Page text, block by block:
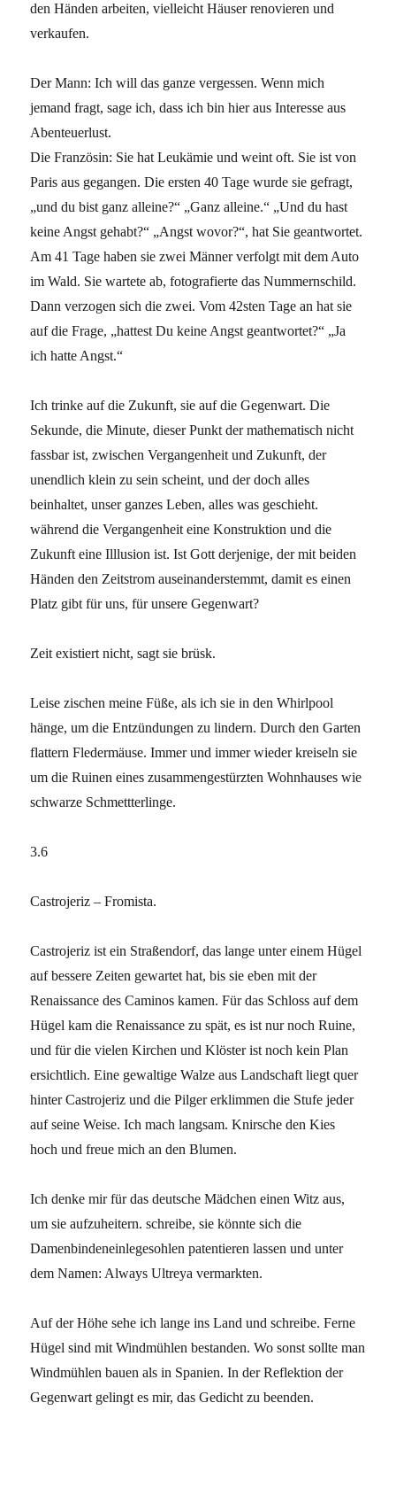
den Händen arbeiten, vielleicht Häuser renovieren und
verkaufen.
Der Mann: Ich will das ganze vergessen. Wenn mich
jemand fragt, sage ich, dass ich bin hier aus Interesse aus
Abenteuerlust.
Die Französin: Sie hat Leukämie und weint oft. Sie ist von
Paris aus gegangen. Die ersten 40 Tage wurde sie gefragt,
„und du bist ganz alleine?“ „Ganz alleine.“ „Und du hast
keine Angst gehabt?“ „Angst wovor?“, hat Sie geantwortet.
Am 41 Tage haben sie zwei Männer verfolgt mit dem Auto
im Wald. Sie wartete ab, fotografierte das Nummernschild.
Dann verzogen sich die zwei. Vom 42sten Tage an hat sie
auf die Frage, „hattest Du keine Angst geantwortet?“ „Ja
ich hatte Angst.“
Ich trinke auf die Zukunft, sie auf die Gegenwart. Die
Sekunde, die Minute, dieser Punkt der mathematisch nicht
fassbar ist, zwischen Vergangenheit und Zukunft, der
unendlich klein zu sein scheint, und der doch alles
beinhaltet, unser ganzes Leben, alles was geschieht.
während die Vergangenheit eine Konstruktion und die
Zukunft eine Illlusion ist. Ist Gott derjenige, der mit beiden
Händen den Zeitstrom auseinanderstemmt, damit es einen
Platz gibt für uns, für unsere Gegenwart?
Zeit existiert nicht, sagt sie brüsk.
Leise zischen meine Füße, als ich sie in den Whirlpool
hänge, um die Entzündungen zu lindern. Durch den Garten
flattern Fledermäuse. Immer und immer wieder kreiseln sie
um die Ruinen eines zusammengestürzten Wohnhauses wie
schwarze Schmettterlinge.
3.6
Castrojeriz – Fromista.
Castrojeriz ist ein Straßendorf, das lange unter einem Hügel
auf bessere Zeiten gewartet hat, bis sie eben mit der
Renaissance des Caminos kamen. Für das Schloss auf dem
Hügel kam die Renaissance zu spät, es ist nur noch Ruine,
und für die vielen Kirchen und Klöster ist noch kein Plan
ersichtlich. Eine gewaltige Walze aus Landschaft liegt quer
hinter Castrojeriz und die Pilger erklimmen die Stufe jeder
auf seine Weise. Ich mach langsam. Knirsche den Kies
hoch und freue mich an den Blumen.
Ich denke mir für das deutsche Mädchen einen Witz aus,
um sie aufzuheitern. schreibe, sie könnte sich die
Damenbindeneinlegesohlen patentieren lassen und unter
dem Namen: Always Ultreya vermarkten.
Auf der Höhe sehe ich lange ins Land und schreibe. Ferne
Hügel sind mit Windmühlen bestanden. Wo sonst sollte man
Windmühlen bauen als in Spanien. In der Reflektion der
Gegenwart gelingt es mir, das Gedicht zu beenden.